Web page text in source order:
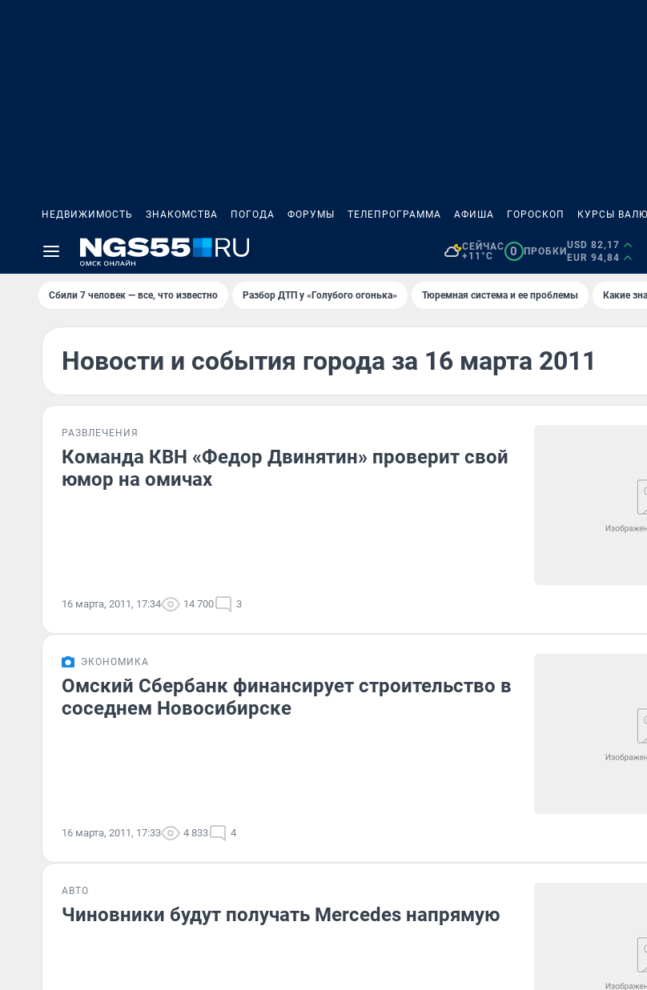
НЕДВИЖИМОСТЬ ЗНАКОМСТВА ПОГОДА ФОРУМЫ ТЕЛЕПРОГРАММА АФИША ГОРОСКОП КУРСЫ
СЕЙЧАС
+11°C
0 ПРОБКИ
USD 82,17
EUR 94,84
Сбили 7 человек — все, что известно Разбор ДТП у «Голубого огонька» Тюремная система и ее проблемы Какие
Новости и события города за 16 марта 2011
РАЗВЛЕЧЕНИЯ
Команда КВН «Федор Двинятин» проверит свой
юмор на омичах
16 марта, 2011, 17:34 14 700 3
ЭКОНОМИКА
Омский Сбербанк финансирует строительство в
соседнем Новосибирске
16 марта, 2011, 17:33 4 833 4
АВТО
Чиновники будут получать Mercedes напрямую